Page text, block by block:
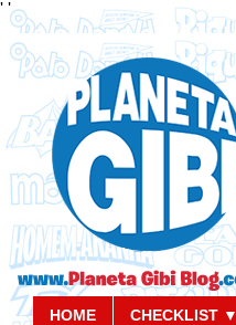
' '
HOME CHECKLIST ▼